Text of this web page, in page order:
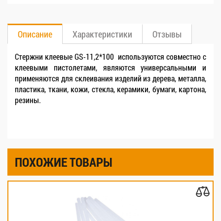
Описание Характеристики Отзывы
Стержни клеевые GS-11,2*100 используются совместно с
клеевыми пистолетами, являются универсальными и
применяются для склеивания изделий из дерева, металла,
пластика, ткани, кожи, стекла, керамики, бумаги, картона,
резины.
ПОХОЖИЕ ТОВАРЫ